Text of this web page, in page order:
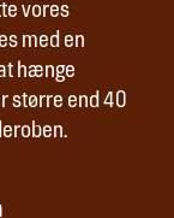
vores
med en
hænge
større end 40